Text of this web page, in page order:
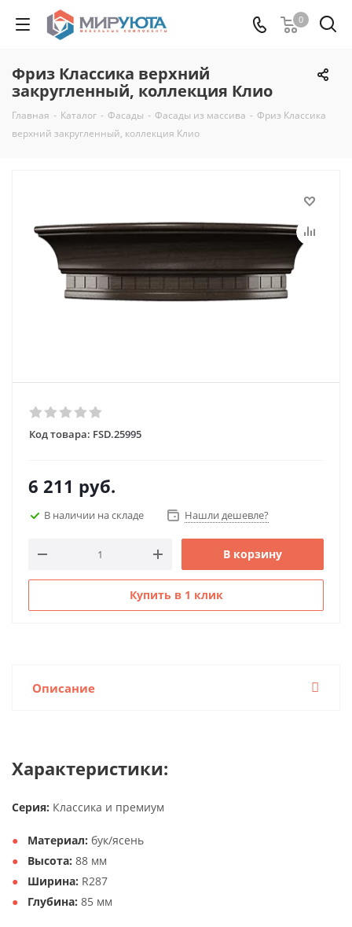
0
Фриз Классика верхний
закругленный, коллекция Клио
Главная - Каталог - Фасады - Фасады из массива - Фриз Классика
верхний закругленный, коллекция Клио
Код товара: FSD.25995
6 211 руб.
В наличии на складе Нашли дешевле?
В корзину
Купить в 1 клик
Описание
Характеристики:
Серия: Классика и премиум
Материал: бук/ясень
Высота: 88 мм
Ширина: R287
Глубина: 85 мм